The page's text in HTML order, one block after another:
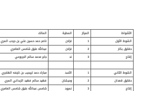
الأشواط المركز المطية المالك
الشوط الأول
1 غزلان ناصر حمد حسين عليبنجرحب المري
حقايق بكار
2 غزلان عبدالله عتيق شامس العامري
إنتاج
3 ند جابر محمد سالم الجربوعي
الشوط الثاني 1 الأسد مبارك حمد تريحيب بن نايفه الهاجري
حقايق قعدان
2 وحيشان فهيد سالم فهيد الزبداني المري
إنتاج
3 نمرود شامس عبدالله عتيق شامس العامري